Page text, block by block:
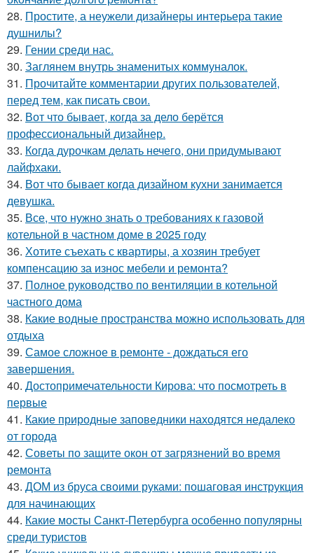
28. Простите, а неужели дизайнеры интерьера такие
душнилы?
29. Гении среди нас.
30. Заглянем внутрь знаменитых коммуналок.
31. Прочитайте комментарии других пользователей,
перед тем, как писать свои.
32. Вот что бывает, когда за дело берётся
профессиональный дизайнер.
33. Когда дурочкам делать нечего, они придумывают
лайфхаки.
34. Вот что бывает когда дизайном кухни занимается
девушка.
35. Все, что нужно знать о требованиях к газовой
котельной в частном доме в 2025 году
36. Хотите съехать с квартиры, а хозяин требует
компенсацию за износ мебели и ремонта?
37. Полное руководство по вентиляции в котельной
частного дома
38. Какие водные пространства можно использовать для
отдыха
39. Самое сложное в ремонте - дождаться его
завершения.
40. Достопримечательности Кирова: что посмотреть в
первые
41. Какие природные заповедники находятся недалеко
от города
42. Советы по защите окон от загрязнений во время
ремонта
43. ДОМ из бруса своими руками: пошаговая инструкция
для начинающих
44. Какие мосты Санкт-Петербурга особенно популярны
среди туристов